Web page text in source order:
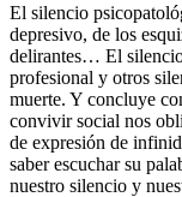
El silencio
depresivo, de los
delirantes… El
profesional y otros
muerte. Y concluye
convivir social nos
de expresión de
saber escuchar su
nuestro silencio y